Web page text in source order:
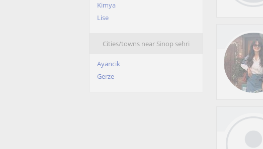
Kimya
Lise
Cities/towns near Sinop sehri
Ayancik
Gerze